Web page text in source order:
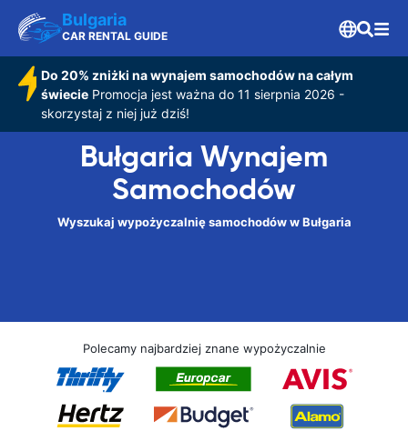
Bulgaria
CAR RENTAL GUIDE
Do 20% zniżki na wynajem samochodów na całym
świeciePromocja jest ważna do 11 sierpnia 2026 -
skorzystaj z niej już dziś!
Bułgaria Wynajem
Samochodów
Wyszukaj wypożyczalnię samochodów w Bułgaria
Polecamy najbardziej znane wypożyczalnie